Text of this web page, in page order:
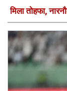
मिला तोहफा,